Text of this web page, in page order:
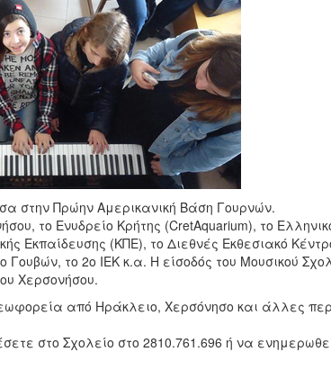
στην Πρώην Αμερικανική Βάση Γουρνών.
το Ενυδρείο Κρήτης (CretAquarium), το
Εκπαίδευσης (ΚΠΕ), το Διεθνές Εκθεσιακό
Γουβών, το 2o ΙΕΚ κ.α. Η είσοδός του Μουσικού
Χερσονήσου.
από Ηράκλειο, Χερσόνησο και άλλες
στο Σχολείο στο 2810.761.696 ή να